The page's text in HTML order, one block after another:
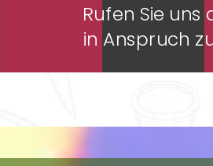
Rufen Sie
in Anspruch